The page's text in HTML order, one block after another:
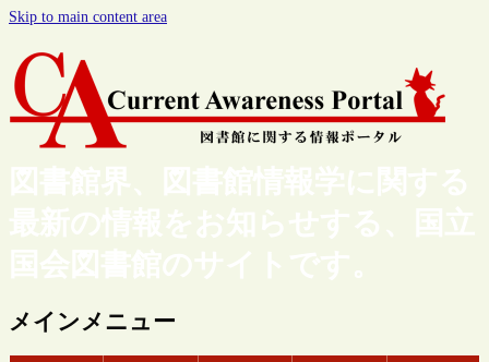
Skip to main content area
図書館界、図書館情報学に関する
最新の情報をお知らせする、国立
国会図書館のサイトです。
メインメニュー